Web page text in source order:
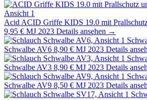
Acid ACID Griffe KIDS 19.0 mit
9,95 € MJ 2023 Details ansehen →
Schwalbe AV6 8,90 € MJ 2023 Details
Schwalbe AV3 8,90 € MJ 2023 Details
Schwalbe AV9 8,50 € MJ 2023 Details